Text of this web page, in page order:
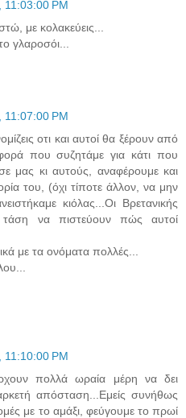
11:03:00 PM
με κολακεύεις...
γλαροσόι...
11:07:00 PM
οτι και αυτοί θα ξέρουν από
που συζητάμε για κάτι που
μας κι αυτούς, αναφέρουμε και
του, (όχι τίποτε άλλον, να μην
κιόλας...Οι Βρετανικής
να πιστεύουν πώς αυτοί
με τα ονόματα πολλές...
11:10:00 PM
πολλά ωραία μέρη να δει
απόσταση...Εμείς συνήθως
με το αμάξι, φεύγουμε το πρωί